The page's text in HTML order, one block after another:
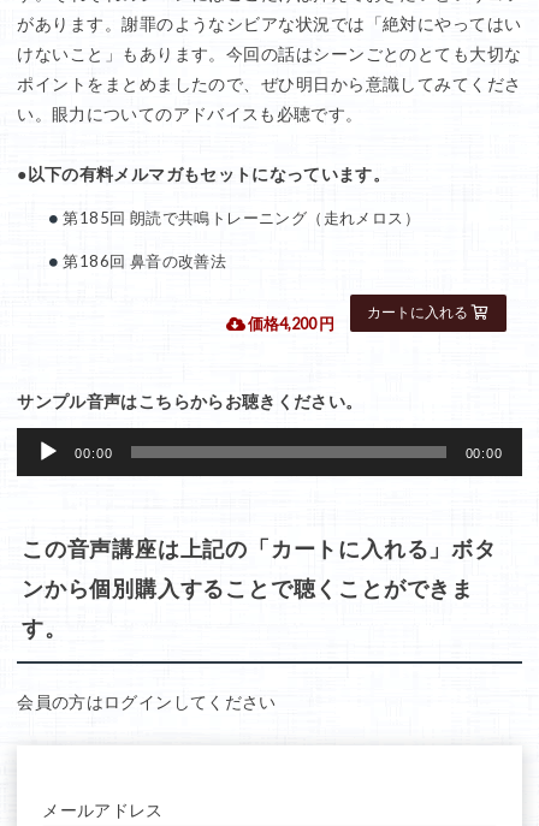
があります。謝罪のようなシビアな状況では「絶対にやってはい
けないこと」もあります。今回の話はシーンごとのとても大切な
ポイントをまとめましたので、ぜひ明日から意識してみてくださ
い。眼力についてのアドバイスも必聴です。
●以下の有料メルマガもセットになっています。
第185回 朗読で共鳴トレーニング（走れメロス）
第186回 鼻音の改善法
 価格4,200 円
サンプル音声はこちらからお聴きください。
声
レ
ー
ー
00:00 00:00
この音声講座は上記の「カートに入れる」ボタ
ンから個別購入することで聴くことができま
す。
会員の方はログインしてください
メールアドレス